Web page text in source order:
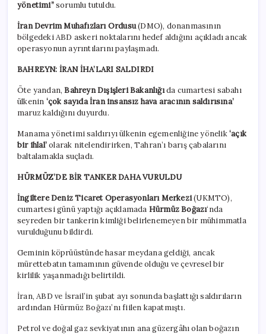
yönetimi”sorumlu tutuldu.
İran Devrim Muhafızları Ordusu(DMO), donanmasının
bölgedeki ABD askeri noktalarını hedef aldığını açıkladı ancak
operasyonun ayrıntılarını paylaşmadı.
BAHREYN: İRAN İHA’LARI SALDIRDI
Öte yandan,Bahreyn Dışişleri Bakanlığıda cumartesi sabahı
ülkenin ‘çok sayıda İran insansız hava aracının saldırısına’
maruz kaldığını duyurdu.
Manama yönetimi saldırıyı ülkenin egemenliğine yönelik‘açık
bir ihlal’olarak nitelendirirken, Tahran’ı barış çabalarını
baltalamakla suçladı.
HÜRMÜZ’DE BİR TANKER DAHA VURULDU
İngiltere Deniz Ticaret Operasyonları Merkezi(UKMTO),
cumartesi günü yaptığı açıklamada Hürmüz Boğazı‘nda
seyreden bir tankerin kimliği belirlenemeyen bir mühimmatla
vurulduğunu bildirdi.
Geminin köprüüstünde hasar meydana geldiği, ancak
mürettebatın tamamının güvende olduğu ve çevresel bir
kirlilik yaşanmadığı belirtildi.
İran, ABD ve İsrail’in şubat ayı sonunda başlattığı saldırıların
ardından Hürmüz Boğazı’nı fiilen kapatmıştı.
Petrol ve doğal gaz sevkiyatının ana güzergâhı olan boğazın